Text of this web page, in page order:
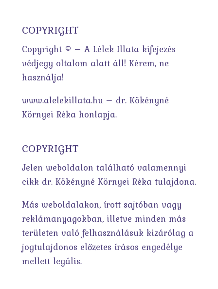
COPYRIGHT
Copyright © – A Lélek Illata kifejezés
védjegy oltalom alatt áll! Kérem, ne
használja!
www.alelekillata.hu – dr. Kökényné
Környei Réka honlapja.
COPYRIGHT
Jelen weboldalon található valamennyi
cikk dr. Kökényné Környei Réka tulajdona.
Más weboldalakon, írott sajtóban vagy
reklámanyagokban, illetve minden más
területen való felhasználásuk kizárólag a
jogtulajdonos előzetes írásos engedélye
mellett legális.